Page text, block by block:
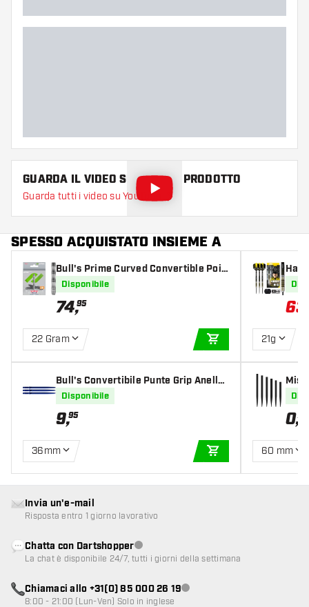
GUARDA IL VIDEO SU QUESTO PRODOTTO
Guarda tutti i video su YouTube
SPESSO ACQUISTATO INSIEME A
Bull's Prime Curved Convertible Poin
t 90% Barrels Only - Freccette Steel D
arts
Disponibile
74,95
22 Gram
AGGIUNGI AL
Bull's Convertibile Punte Grip Anellat
o Blu
Disponibile
9,95
36mm
AGGIUNGI AL
63
21g
0,75
60 mm
Invia un'e-mail
Risposta entro 1 giorno lavorativo
Chatta con DartshopperServizio clienti non disponibile
La chat è disponibile 24/7, tutti i giorni della settimana
Chiamaci allo +31(0) 85 000 26 19Servizio clienti non disponibile
8:00 - 21:00 (Lun-Ven) Solo in inglese